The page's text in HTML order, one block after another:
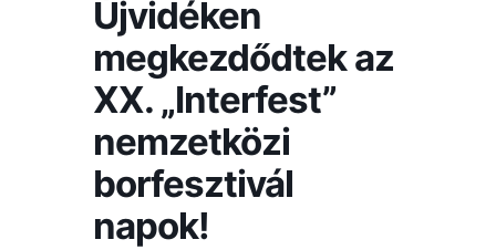
Újvidéken
megkezdődtek az
XX. „Interfest”
nemzetközi
borfesztivál
napok!